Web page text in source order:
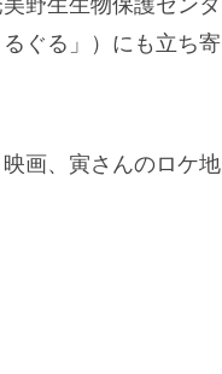
ぐる」）にも立ち寄
画、寅さんのロケ地